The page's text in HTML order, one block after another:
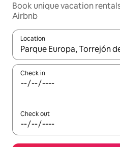
Book unique vacation
Airbnb
Location
When results are available,
Check in
Check out